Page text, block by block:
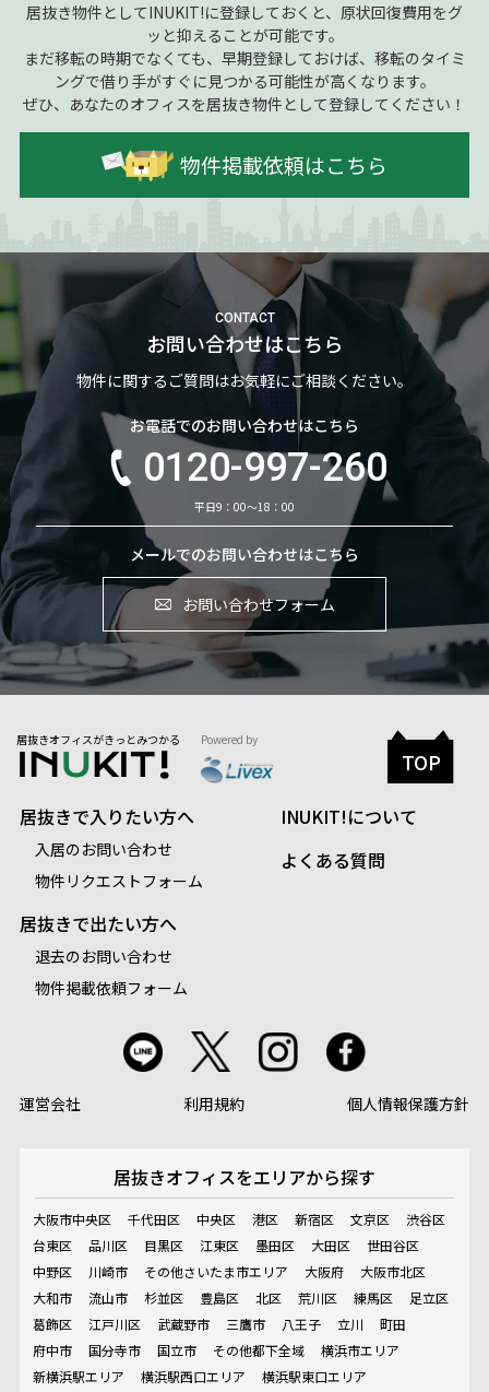
居抜き物件としてINUKIT!に登録しておくと、原状回復費用をグ
ッと抑えることが可能です。
まだ移転の時期でなくても、早期登録しておけば、移転のタイミ
ングで借り手がすぐに見つかる可能性が高くなります。
ぜひ、あなたのオフィスを居抜き物件として登録してください！
物件掲載依頼はこちら
CONTACT
お問い合わせはこちら
物件に関するご質問はお気軽にご相談ください。
お電話でのお問い合わせはこちら
0120-997-260
平日9：00～18：00
メールでのお問い合わせはこちら
お問い合わせフォーム
居抜きオフィスがきっとみつかる Powered by
居抜きで入りたい方へ
入居のお問い合わせ
物件リクエストフォーム
居抜きで出たい方へ
退去のお問い合わせ
物件掲載依頼フォーム
INUKIT!について
よくある質問
運営会社 利用規約 個人情報保護方針
居抜きオフィスをエリアから探す
大阪市中央区 千代田区 中央区 港区 新宿区 文京区
渋谷区
台東区
品川区 目黒区 江東区 墨田区 大田区
世田谷区
中野区
川崎市 その他さいたま市エリア 大阪府
大阪市北区
大和市
流山市 杉並区 豊島区 北区 荒川区 練馬区
足立区
葛飾区
江戸川区 武蔵野市 三鷹市 八王子 立川
町田
府中市
国分寺市 国立市 その他都下全域
横浜市エリア
新横浜駅エリア
横浜駅西口エリア
横浜駅東口エリア
TOP